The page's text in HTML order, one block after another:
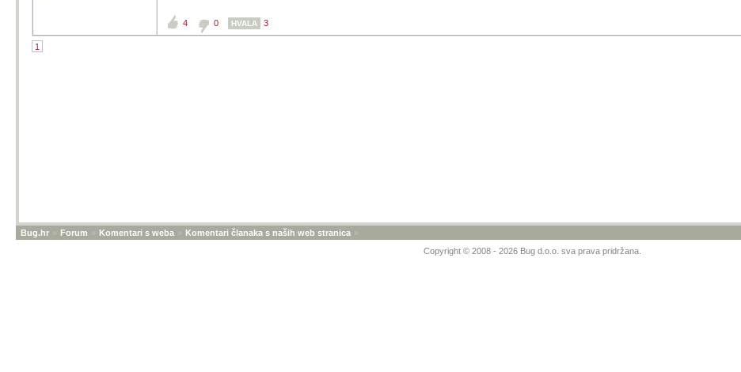
4 0 HVALA 3
1
Bug.hr » Forum » Komentari s weba » Komentari članaka s naših web stranica »
Copyright © 2008 - 2026 Bug d.o.o. sva prava pridržana.